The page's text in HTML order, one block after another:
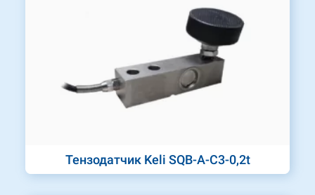
Тензодатчик Keli SQB-A-C3-0,2t